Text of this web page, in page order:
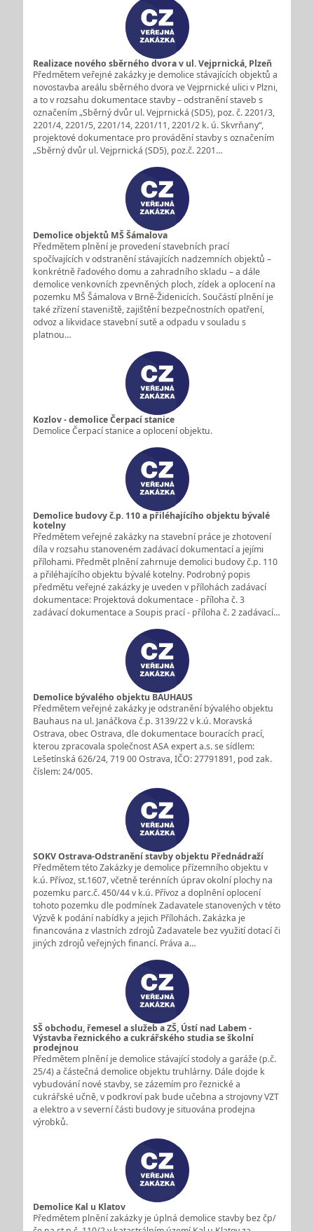
Realizace nového sběrného dvora v ul. Vejprnická, Plzeň
Předmětem veřejné zakázky je demolice stávajících objektů a
novostavba areálu sběrného dvora ve Vejprnické ulici v Plzni,
a to v rozsahu dokumentace stavby – odstranění staveb s
označením „Sběrný dvůr ul. Vejprnická (SD5), poz. č. 2201/3,
2201/4, 2201/5, 2201/14, 2201/11, 2201/2 k. ú. Skvrňany“,
projektové dokumentace pro provádění stavby s označením
„Sběrný dvůr ul. Vejprnická (SD5), poz.č. 2201…
Demolice objektů MŠ Šámalova
Předmětem plnění je provedení stavebních prací
spočívajících v odstranění stávajících nadzemních objektů –
konkrétně řadového domu a zahradního skladu – a dále
demolice venkovních zpevněných ploch, zídek a oplocení na
pozemku MŠ Šámalova v Brně-Židenicích. Součástí plnění je
také zřízení staveniště, zajištění bezpečnostních opatření,
odvoz a likvidace stavební sutě a odpadu v souladu s
platnou…
Kozlov - demolice Čerpací stanice
Demolice Čerpací stanice a oplocení objektu.
Demolice budovy č.p. 110 a přiléhajícího objektu bývalé
kotelny
Předmětem veřejné zakázky na stavební práce je zhotovení
díla v rozsahu stanoveném zadávací dokumentací a jejími
přílohami. Předmět plnění zahrnuje demolici budovy č.p. 110
a přiléhajícího objektu bývalé kotelny. Podrobný popis
předmětu veřejné zakázky je uveden v přílohách zadávací
dokumentace: Projektová dokumentace - příloha č. 3
zadávací dokumentace a Soupis prací - příloha č. 2 zadávací…
Demolice bývalého objektu BAUHAUS
Předmětem veřejné zakázky je odstranění bývalého objektu
Bauhaus na ul. Janáčkova č.p. 3139/22 v k.ú. Moravská
Ostrava, obec Ostrava, dle dokumentace bouracích prací,
kterou zpracovala společnost ASA expert a.s. se sídlem:
Lešetínská 626/24, 719 00 Ostrava, IČO: 27791891, pod zak.
číslem: 24/005.
SOKV Ostrava-Odstranění stavby objektu Přednádraží
Předmětem této Zakázky je demolice přízemního objektu v
k.ú. Přívoz, st.1607, včetně terénních úprav okolní plochy na
pozemku parc.č. 450/44 v k.ú. Přívoz a doplnění oplocení
tohoto pozemku dle podmínek Zadavatele stanovených v této
Výzvě k podání nabídky a jejich Přílohách. Zakázka je
financována z vlastních zdrojů Zadavatele bez využití dotací či
jiných zdrojů veřejných financí. Práva a…
SŠ obchodu, řemesel a služeb a ZŠ, Ústí nad Labem -
Výstavba řeznického a cukrářského studia se školní
prodejnou
Předmětem plnění je demolice stávající stodoly a garáže (p.č.
25/4) a částečná demolice objektu truhlárny. Dále dojde k
vybudování nové stavby, se zázemím pro řeznické a
cukrářské učně, v podkroví pak bude učebna a strojovny VZT
a elektro a v severní části budovy je situována prodejna
výrobků.
Demolice Kal u Klatov
Předmětem plnění zakázky je úplná demolice stavby bez čp/